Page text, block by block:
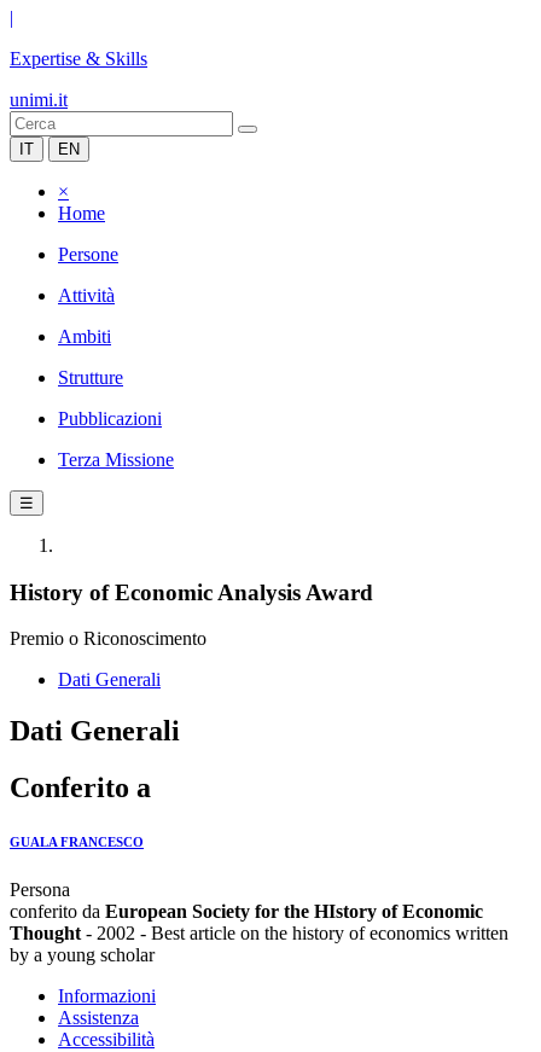
|
Expertise & Skills
unimi.it
IT EN
×
Home
Persone
Attività
Ambiti
Strutture
Pubblicazioni
Terza Missione
☰
History of Economic Analysis Award
Premio o Riconoscimento
Dati Generali
Dati Generali
Conferito a
GUALA FRANCESCO
Persona
conferito da European Society for the HIstory of Economic
Thought - 2002 - Best article on the history of economics written
by a young scholar
Informazioni
Assistenza
Accessibilità